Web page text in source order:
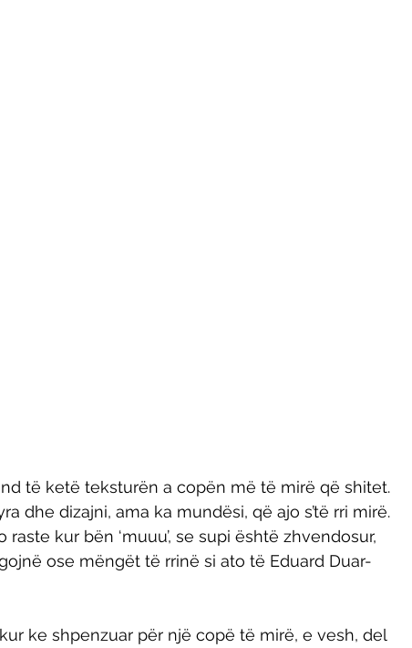
të ketë teksturën a copën më të mirë që shitet.
dhe dizajni, ama ka mundësi, që ajo s’të rri mirë.
kur bën ‘muuu’, se supi është zhvendosur,
ose mëngët të rrinë si ato të Eduard Duar-
ke shpenzuar për një copë të mirë, e vesh, del